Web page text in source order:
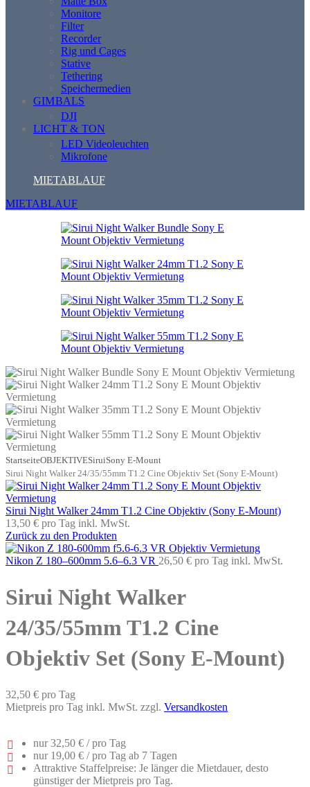
Monitore
Filter
Recorder
Rig und Cages
Stative
Tethering
Speichermedien
GIMBALS
DJI
LICHT & TON
LED Videoleuchten
Mikrofone
MIETABLAUF
MIETABLAUF
StartseiteOBJEKTIVESiruiSony E-Mount
Sirui Night Walker 24/35/55mm T1.2 Cine Objektiv Set (Sony E-Mount)
Sirui Night Walker 24mm T1.2 Cine Objektiv (Sony E-Mount)
13,50 € pro Tag inkl. MwSt.
Zurück zu den Produkten
Nikon Z 180–600mm 5.6–6.3 VR 26,50 € pro Tag inkl. MwSt.
Sirui Night Walker
24/35/55mm T1.2 Cine
Objektiv Set (Sony E-Mount)
32,50 € pro Tag
Mietpreis pro Tag inkl. MwSt. zzgl. Versandkosten
nur32,50 € / pro Tag
nur 19,00 € / pro Tag ab 7 Tagen
Attraktive Staffelpreise: Je länger die Mietdauer, desto
günstiger der Mietpreis pro Tag.